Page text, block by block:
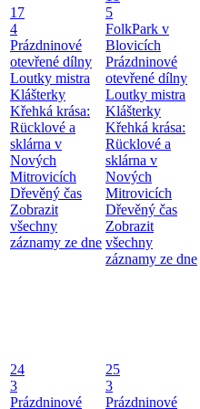
17
4
Prázdninové
otevřené dílny
Loutky mistra
Klášterky
Křehká krása:
Rücklové a
sklárna v
Nových
Mitrovicích
Dřevěný čas
Zobrazit
všechny
záznamy ze dne
5
FolkPark v
Blovicích
Prázdninové
otevřené dílny
Loutky mistra
Klášterky
Křehká krása:
Rücklové a
sklárna v
Nových
Mitrovicích
Dřevěný čas
Zobrazit
všechny
záznamy ze dne
24
3
Prázdninové
25
3
Prázdninové